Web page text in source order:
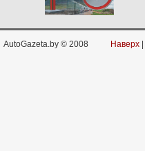
AutoGazeta.by © 2008 Наверх